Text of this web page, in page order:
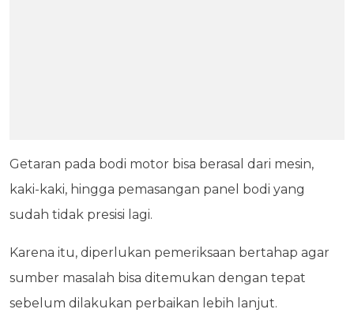
Getaran pada bodi motor bisa berasal dari mesin,
kaki-kaki, hingga pemasangan panel bodi yang
sudah tidak presisi lagi.
Karena itu, diperlukan pemeriksaan bertahap agar
sumber masalah bisa ditemukan dengan tepat
sebelum dilakukan perbaikan lebih lanjut.